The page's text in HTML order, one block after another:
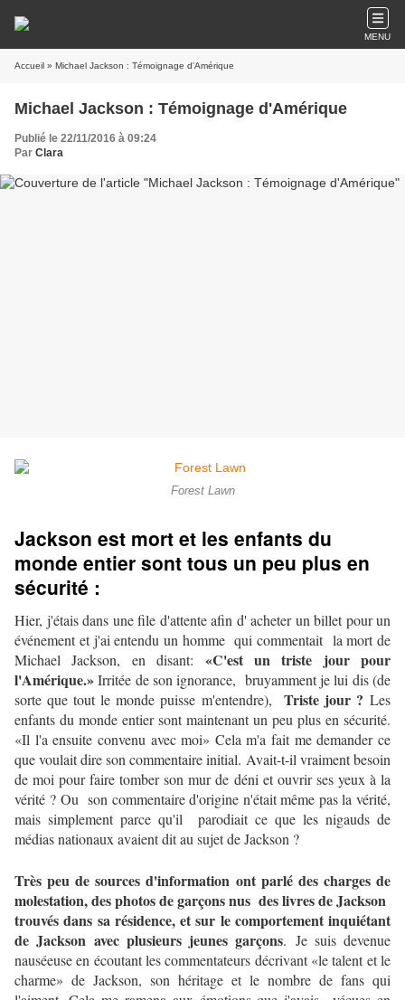
MENU
Accueil » Michael Jackson : Témoignage d'Amérique
Michael Jackson : Témoignage d'Amérique
Publié le 22/11/2016 à 09:24
Par Clara
Forest Lawn
Jackson est mort et les enfants du
monde entier sont tous un peu plus en
sécurité :
Hier, j'étais dans une file d'attente afin d' acheter un billet pour un
événement et j'ai entendu un homme qui commentait la mort de
Michael Jackson, en disant: «C'est un triste jour pour
l'Amérique.»Irritée de son ignorance, bruyamment je lui dis (de
sorte que tout le monde puisse m'entendre), Triste jour ? Les
enfants du monde entier sont maintenant un peu plus en sécurité.
«Il l'a ensuite convenu avec moi» Cela m'a fait me demander ce
que voulait dire son commentaire initial. Avait-t-il vraiment besoin
de moi pour faire tomber son mur de déni et ouvrir ses yeux à la
vérité ? Ou son commentaire d'origine n'était même pas la vérité,
mais simplement parce qu'il parodiait ce que les nigauds de
médias nationaux avaient dit au sujet de Jackson ?
Très peu de sources d'information ont parlé des charges de
molestation, des photos de garçons nus des livres de Jackson
trouvés dans sa résidence, et sur le comportement inquiétant
de Jackson avec plusieurs jeunes garçons. Je suis devenue
nauséeuse en écoutant les commentateurs décrivant «le talent et le
charme» de Jackson, son héritage et le nombre de fans qui